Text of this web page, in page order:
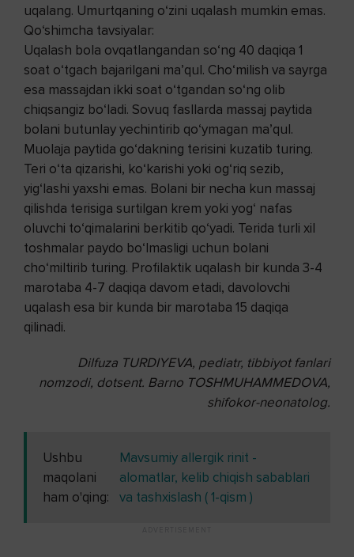
uqalang. Umurtqaning o‘zini uqalash mumkin emas.
Qo‘shimcha tavsiyalar:
Uqalash bola ovqatlangandan so‘ng 40 daqiqa 1
soat o‘tgach bajarilgani ma’qul. Cho‘milish va sayrga
esa massajdan ikki soat o‘tgandan so‘ng olib
chiqsangiz bo‘ladi. Sovuq fasllarda massaj paytida
bolani butunlay yechintirib qo‘ymagan ma’qul.
Muolaja paytida go‘dakning terisini kuzatib turing.
Teri o‘ta qizarishi, ko‘karishi yoki og‘riq sezib,
yig‘lashi yaxshi emas. Bolani bir necha kun massaj
qilishda terisiga surtilgan krem yoki yog‘ nafas
oluvchi to‘qimalarini berkitib qo‘yadi. Terida turli xil
toshmalar paydo bo‘lmasligi uchun bolani
cho‘miltirib turing. Profilaktik uqalash bir kunda 3-4
marotaba 4-7 daqiqa davom etadi, davolovchi
uqalash esa bir kunda bir marotaba 15 daqiqa
qilinadi.
Dilfuza TURDIYEVA, pediatr, tibbiyot fanlari
nomzodi, dotsent. Barno TOSHMUHAMMЕDOVA,
shifokor-neonatolog.
Ushbu
maqolani
ham o'qing:
Mavsumiy allergik rinit -
alomatlar, kelib chiqish sabablari
va tashxislash ( 1-qism )